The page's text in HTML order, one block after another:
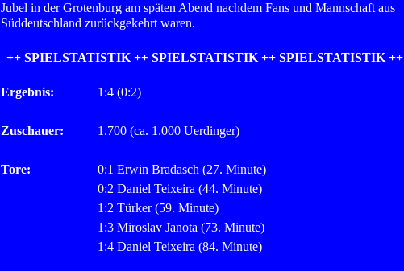
Jubel in der Grotenburg am späten Abend nachdem Fans und Mannschaft aus
Süddeutschland zurückgekehrt waren.
++ SPIELSTATISTIK ++ SPIELSTATISTIK ++ SPIELSTATISTIK ++
Ergebnis: 1:4 (0:2)
Zuschauer: 1.700 (ca. 1.000 Uerdinger)
Tore:
0:1 Erwin Bradasch (27. Minute)
0:2 Daniel Teixeira (44. Minute)
1:2 Türker (59. Minute)
1:3 Miroslav Janota (73. Minute)
1:4 Daniel Teixeira (84. Minute)